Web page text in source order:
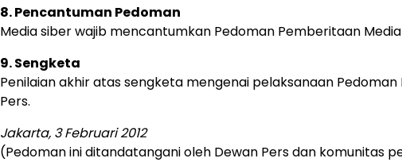
8. Pencantuman Pedoman
Media siber wajib mencantumkan Pedoman Pemberitaan
9. Sengketa
Penilaian akhir atas sengketa mengenai pelaksanaan
Pers.
Jakarta, 3 Februari 2012
(Pedoman ini ditandatangani oleh Dewan Pers dan komunitas